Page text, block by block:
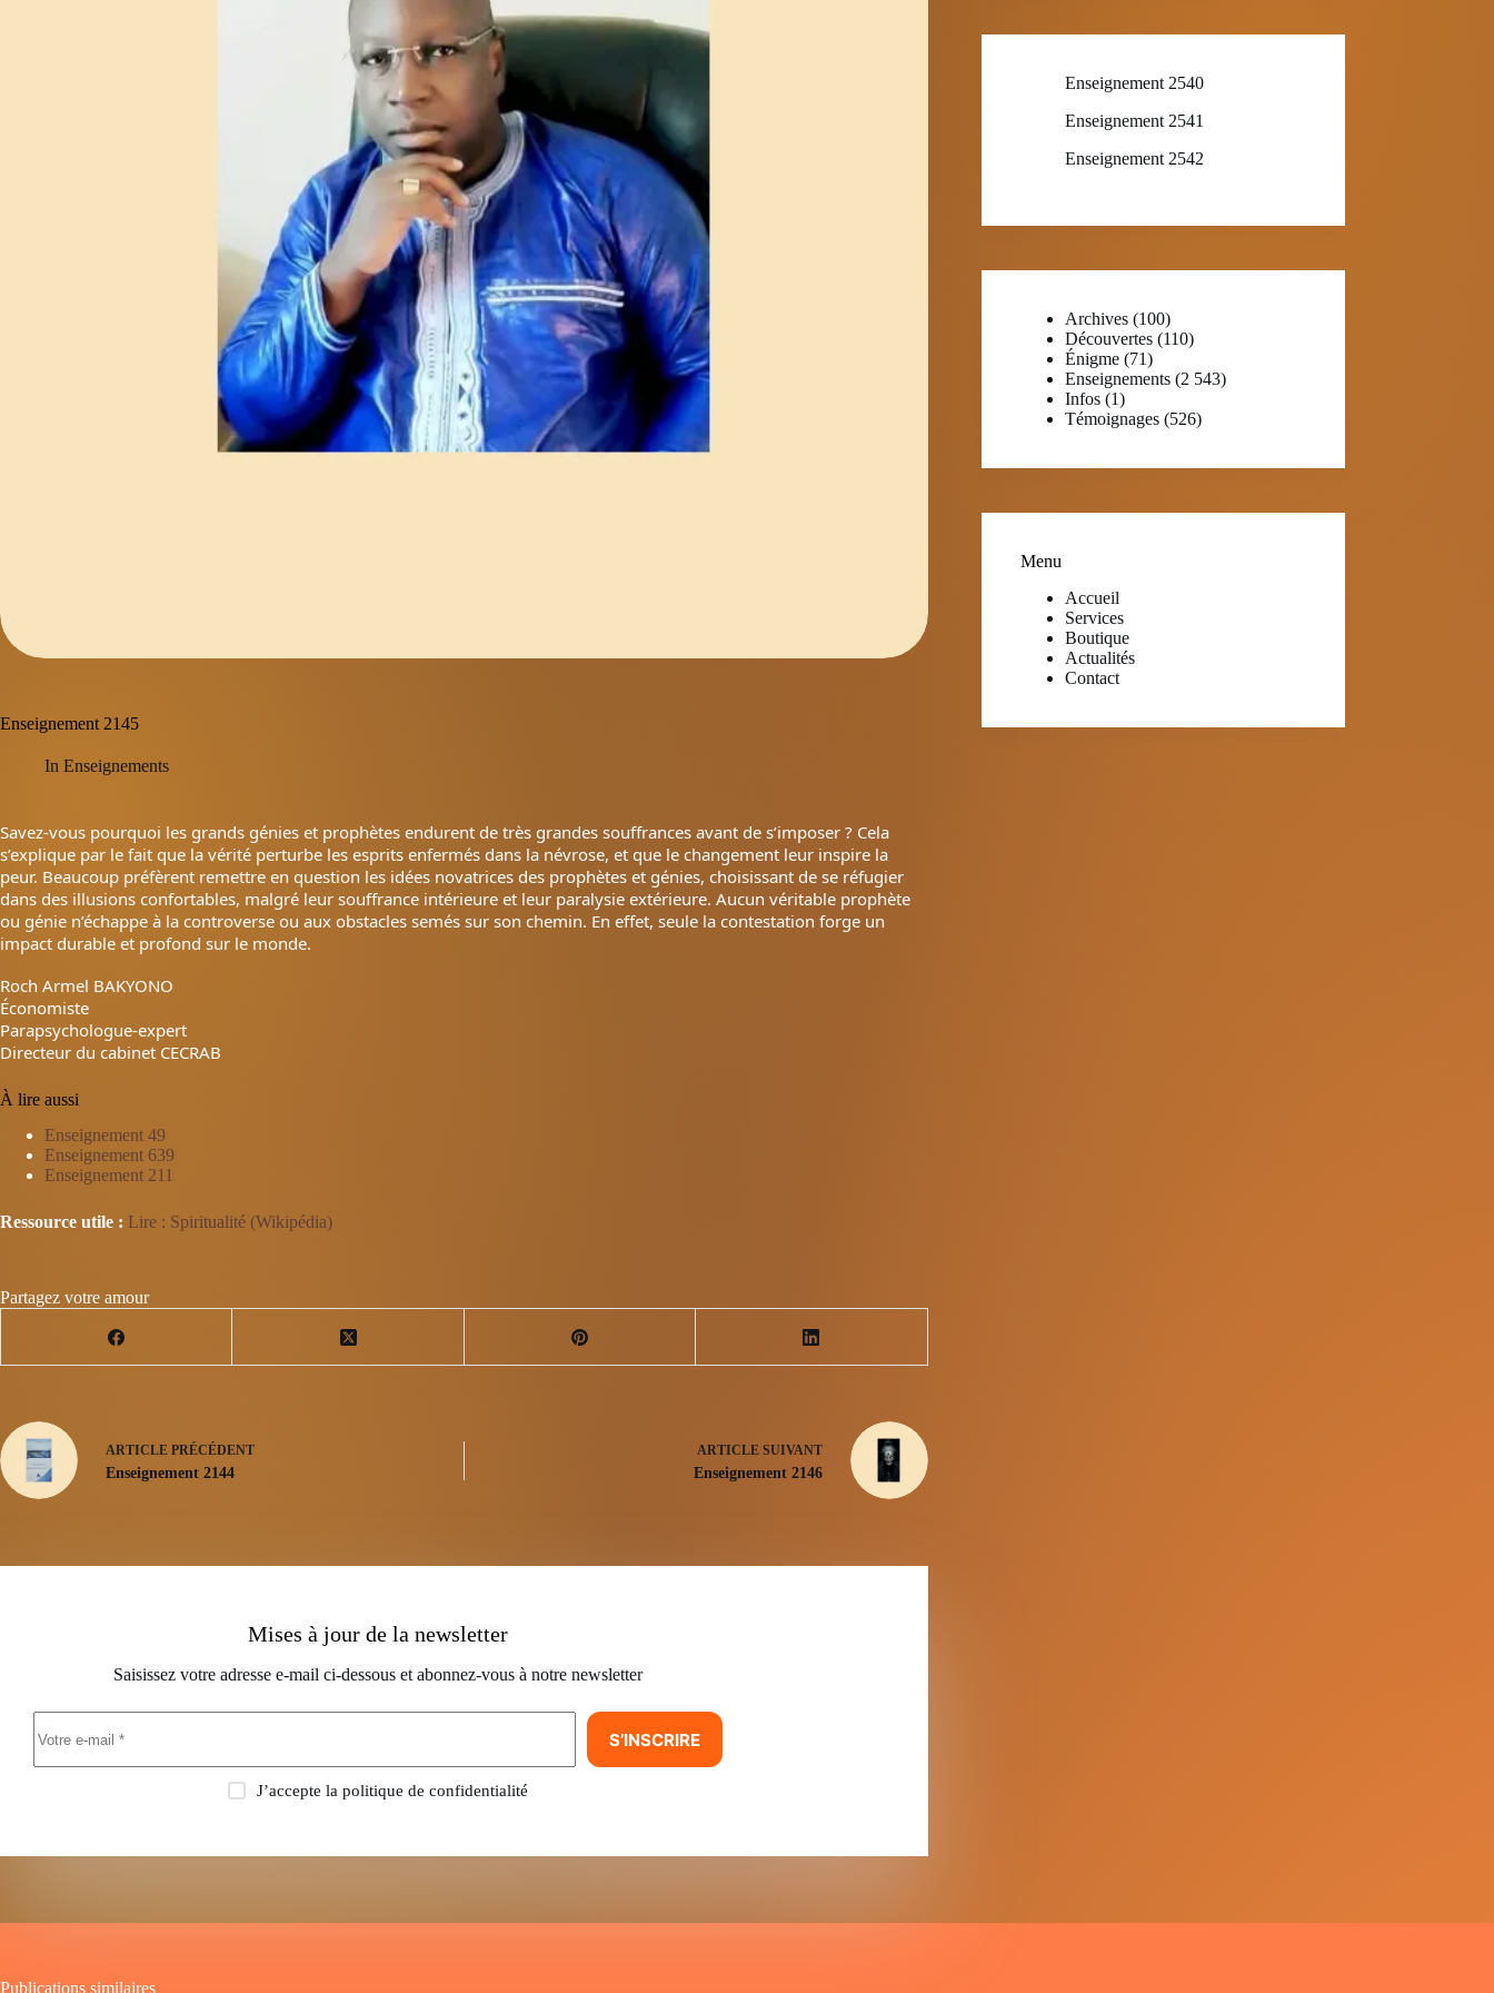
Enseignement 2145
In Enseignements
Savez-vous pourquoi les grands génies et prophètes endurent de très grandes souffrances avant de s’imposer ? Cela
s’explique par le fait que la vérité perturbe les esprits enfermés dans la névrose, et que le changement leur inspire la
peur. Beaucoup préfèrent remettre en question les idées novatrices des prophètes et génies, choisissant de se réfugier
dans des illusions confortables, malgré leur souffrance intérieure et leur paralysie extérieure. Aucun véritable prophète
ou génie n’échappe à la controverse ou aux obstacles semés sur son chemin. En effet, seule la contestation forge un
impact durable et profond sur le monde.
Roch Armel BAKYONO
Économiste
Parapsychologue-expert
Directeur du cabinet CECRAB
À lire aussi
Enseignement 49
Enseignement 639
Enseignement 211
Ressource utile : Lire : Spiritualité (Wikipédia)
Partagez votre amour
ARTICLE PRÉCÉDENT
Enseignement 2144
ARTICLESUIVANT
Enseignement 2146
Mises à jour de la newsletter
Saisissez votre adresse e-mail ci-dessous et abonnez-vous à notre newsletter
S’INSCRIRE
J’accepte la politique de confidentialité
Enseignement 2540
Enseignement 2541
Enseignement 2542
Archives (100)
Découvertes (110)
Énigme (71)
Enseignements (2 543)
Infos (1)
Témoignages (526)
Menu
Accueil
Services
Boutique
Actualités
Contact
Publications similaires